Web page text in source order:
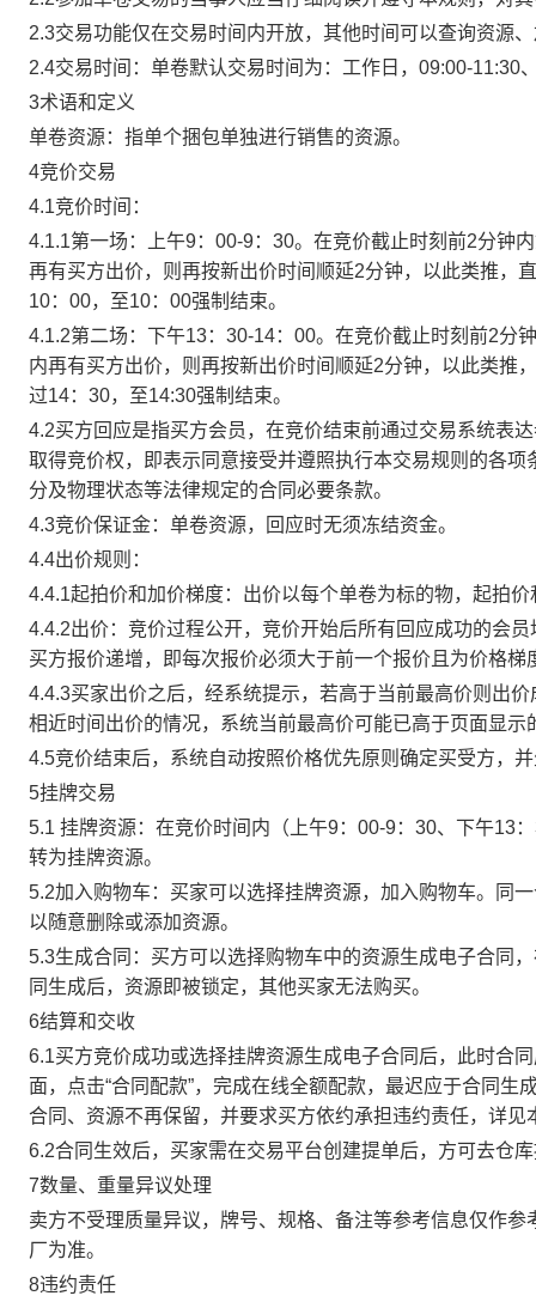
2.3交易功能仅在交易时间内开放，其他时间可以查询资源
2.4交易时间：单卷默认交易时间为：工作日，09:00-11:30
3术语和定义
单卷资源：指单个捆包单独进行销售的资源。
4竞价交易
4.1竞价时间：
4.1.1第一场：上午9：00-9：30。在竞价截止时刻前2分钟
再有买方出价，则再按新出价时间顺延2分钟，以此类推，
10：00，至10：00强制结束。
4.1.2第二场：下午13：30-14：00。在竞价截止时刻前2分
内再有买方出价，则再按新出价时间顺延2分钟，以此类推
过14：30，至14:30强制结束。
4.2买方回应是指买方会员，在竞价结束前通过交易系统表
取得竞价权，即表示同意接受并遵照执行本交易规则的各
分及物理状态等法律规定的合同必要条款。
4.3竞价保证金：单卷资源，回应时无须冻结资金。
4.4出价规则：
4.4.1起拍价和加价梯度：出价以每个单卷为标的物，起拍
4.4.2出价：竞价过程公开，竞价开始后所有回应成功的会
买方报价递增，即每次报价必须大于前一个报价且为价格
4.4.3买家出价之后，经系统提示，若高于当前最高价则出
相近时间出价的情况，系统当前最高价可能已高于页面显示
4.5竞价结束后，系统自动按照价格优先原则确定买受方，
5挂牌交易
5.1 挂牌资源：在竞价时间内（上午9：00-9：30、下午13
转为挂牌资源。
5.2加入购物车：买家可以选择挂牌资源，加入购物车。同
以随意删除或添加资源。
5.3生成合同：买方可以选择购物车中的资源生成电子合同
同生成后，资源即被锁定，其他买家无法购买。
6结算和交收
6.1买方竞价成功或选择挂牌资源生成电子合同后，此时合
面，点击“合同配款”，完成在线全额配款，最迟应于合同
合同、资源不再保留，并要求买方依约承担违约责任，详见
6.2合同生效后，买家需在交易平台创建提单后，方可去仓
7数量、重量异议处理
卖方不受理质量异议，牌号、规格、备注等参考信息仅作
厂为准。
8违约责任